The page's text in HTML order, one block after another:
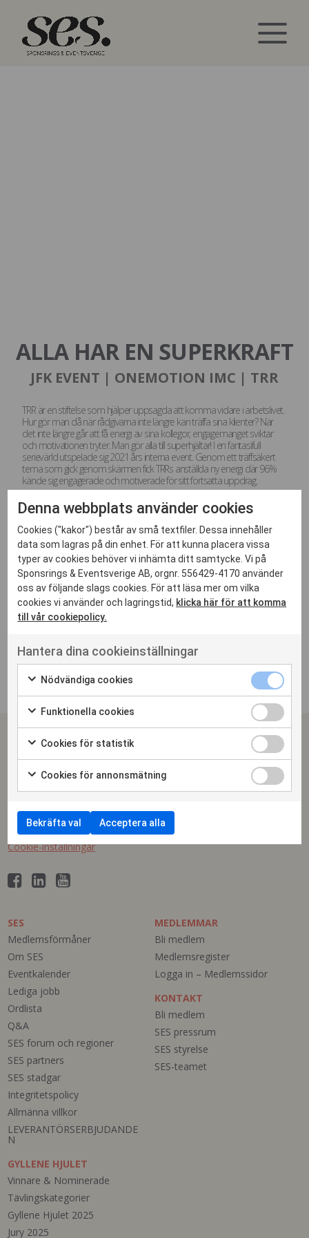
ALLA HAR EN SUPERKRAFT
JFK EVENT | ONEMOTION IMC | TRR
TRR är en stiftelse som hjälper uppsagda att komma vidare i arbetslivet.
Hur gör man då när rådgivarna inte längre kan träffa sina klienter? När
det inte längre går att få energi av sina kollegor, engagemanget sviktar
och motivationen tryter. Man gör alla till superhjältar! I en fantasifull
serievärld utspelade sig 2021 års interna event. Genom ett träffsäkert
tema som gick genom skärmen fick TRRs anställda ny energi där 96%
kände sig engagerade och motiverade för sitt fortsatta uppdrag.
SPONSRINGS & EVENTSVERIGE
info@ses.se
Cookie-inställningar
SES
Medlemsförmåner
Om SES
Eventkalender
Lediga jobb
Ordlista
Q&A
SES forum och regioner
SES partners
SES stadgar
Integritetspolicy
Allmänna villkor
LEVERANTÖRSERBJUDANDE
N
MEDLEMMAR
Bli medlem
Medlemsregister
Logga in – Medlemssidor
GYLLENE HJULET
Vinnare & Nominerade
Tävlingskategorier
Gyllene Hjulet 2025
Jury 2025
KONTAKT
Bli medlem
SES pressrum
SES styrelse
SES-teamet
Denna webbplats använder cookies
Cookies ("kakor") består av små textfiler. Dessa innehåller
data som lagras på din enhet. För att kunna placera vissa
typer av cookies behöver vi inhämta ditt samtycke. Vi på
Sponsrings & Eventsverige AB, orgnr. 556429-4170 använder
oss av följande slags cookies. För att läsa mer om vilka
cookies vi använder och lagringstid, klicka här för att komma
till vår cookiepolicy.
Hantera dina cookieinställningar
Nödvändiga cookies
Funktionella cookies
Cookies för statistik
Cookies för annonsmätning
Bekräfta val Acceptera alla